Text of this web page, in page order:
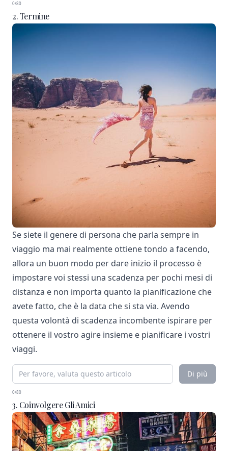
0/80
2. Termine
Se siete il genere di persona che parla sempre in
viaggio ma mai realmente ottiene tondo a facendo,
allora un buon modo per dare inizio il processo è
impostare voi stessi una scadenza per pochi mesi di
distanza e non importa quanto la pianificazione che
avete fatto, che è la data che si sta via. Avendo
questa volontà di scadenza incombente ispirare per
ottenere il vostro agire insieme e pianificare i vostri
viaggi.
Di più
0/80
3. Coinvolgere Gli Amici